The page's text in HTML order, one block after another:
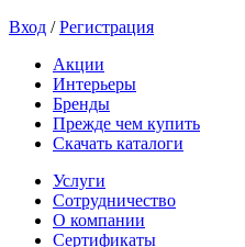
Вход /Регистрация
Акции
Интерьеры
Бренды
Прежде чем купить
Скачать каталоги
Услуги
Сотрудничество
О компании
Сертификаты